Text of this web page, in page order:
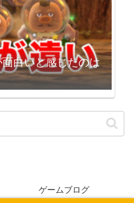
白いと感じたのは
ゲームブログ